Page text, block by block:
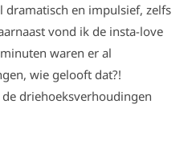
dramatisch en impulsief, zelfs
vond ik de insta-love
waren er al
wie gelooft dat?!
driehoeksverhoudingen